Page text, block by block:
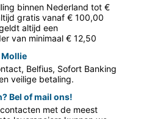
binnen Nederland tot €
gratis vanaf € 100,00
altijd een
van minimaal € 12,50
Mollie
Belfius, Sofort Banking
veilige betaling.
Bel of mail ons!
met de meest